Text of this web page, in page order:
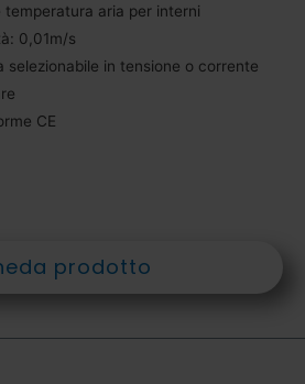
temperatura aria per interni
0,01m/s
selezionabile in tensione o corrente
CE
prodotto